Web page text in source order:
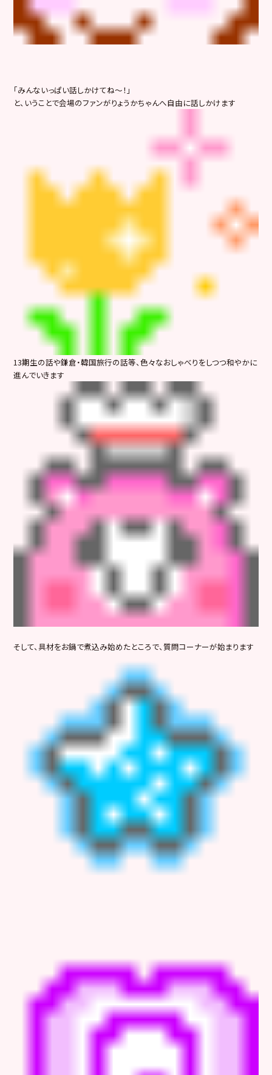
「みんないっぱい話しかけてね～！」
と、いうことで会場のファンがりょうかちゃんへ自由に話しかけます
13期生の話や鎌倉・韓国旅行の話等、色々なおしゃべりをしつつ和やかに
進んでいきます
そして、具材をお鍋で煮込み始めたところで、質問コーナーが始まります